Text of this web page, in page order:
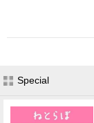
Special